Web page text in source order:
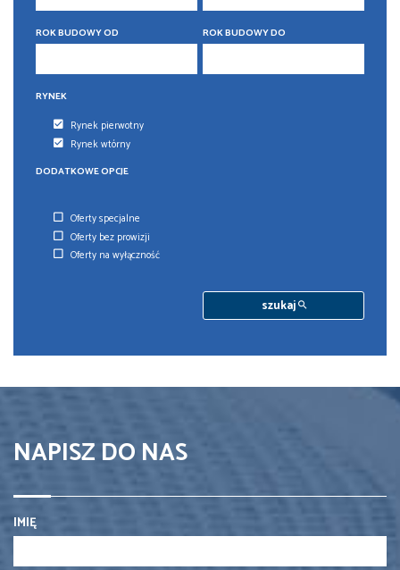
6 pokoi
6 pokoi
ROK BUDOWY OD ROK BUDOWY DO
RYNEK
Rynek pierwotny
Rynek wtórny
DODATKOWE OPCJE
Oferty specjalne
Oferty bez prowizji
Oferty na wyłączność
szukaj
NAPISZ DO NAS
IMIĘ